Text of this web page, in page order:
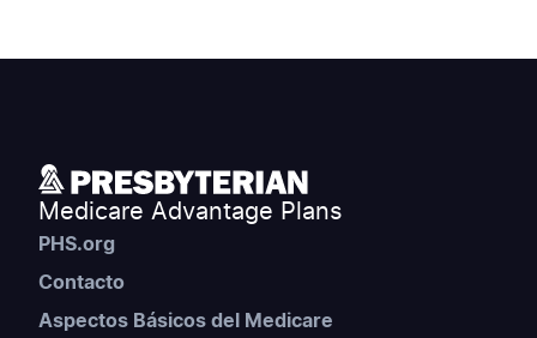
Medicare Advantage Plans
PHS.org
Contacto
Aspectos Básicos del Medicare